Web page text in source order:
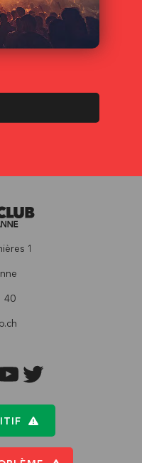
1
40
YOUTUBETWITTER